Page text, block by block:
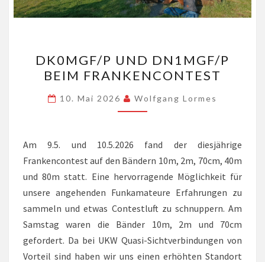
UND
DN1MGF/P
BEIM
FRANKENCONTEST
DK0MGF/P UND DN1MGF/P
BEIM FRANKENCONTEST
10. Mai 2026 Wolfgang Lormes
Am 9.5. und 10.5.2026 fand der diesjährige
Frankencontest auf den Bändern 10m, 2m, 70cm, 40m
und 80m statt. Eine hervorragende Möglichkeit für
unsere angehenden Funkamateure Erfahrungen zu
sammeln und etwas Contestluft zu schnuppern. Am
Samstag waren die Bänder 10m, 2m und 70cm
gefordert. Da bei UKW Quasi-Sichtverbindungen von
Vorteil sind haben wir uns einen erhöhten Standort